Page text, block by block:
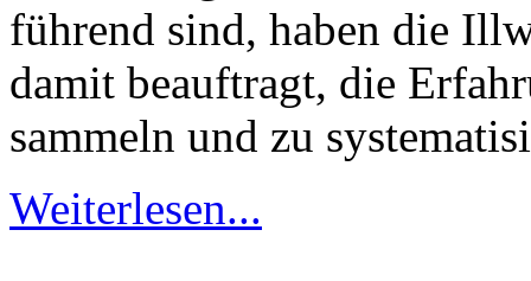
führend sind, haben die
damit beauftragt, die
sammeln und zu
Weiterlesen...